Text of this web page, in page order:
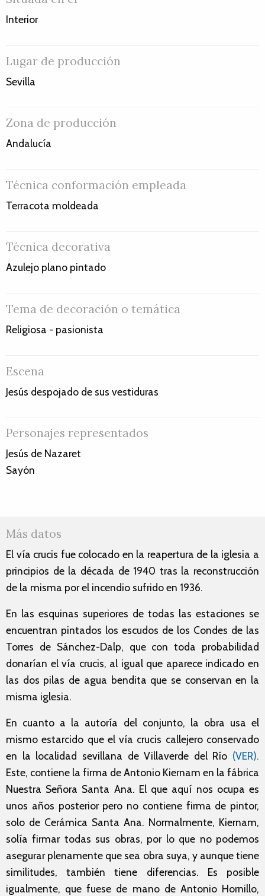
Interior
Lugar de producción
Sevilla
Zona de producción
Andalucía
Técnica conformación empleada
Terracota moldeada
Técnica decorativa
Azulejo plano pintado
Tema de decoración o temática
Religiosa - pasionista
Escena
Jesús despojado de sus vestiduras
Personajes representados
Jesús de Nazaret
Sayón
Más datos
El vía crucis fue colocado en la reapertura de la iglesia a
principios de la década de 1940 tras la reconstrucción
de la misma por el incendio sufrido en 1936.
En las esquinas superiores de todas las estaciones se
encuentran pintados los escudos de los Condes de las
Torres de Sánchez-Dalp, que con toda probabilidad
donarían el vía crucis, al igual que aparece indicado en
las dos pilas de agua bendita que se conservan en la
misma iglesia.
En cuanto a la autoría del conjunto, la obra usa el
mismo estarcido que el vía crucis callejero conservado
en la localidad sevillana de Villaverde del Río (VER).
Este, contiene la firma de Antonio Kiernam en la fábrica
Nuestra Señora Santa Ana. El que aquí nos ocupa es
unos años posterior pero no contiene firma de pintor,
solo de Cerámica Santa Ana. Normalmente, Kiernam,
solía firmar todas sus obras, por lo que no podemos
asegurar plenamente que sea obra suya, y aunque tiene
similitudes, también tiene diferencias. Es posible
igualmente, que fuese de mano de Antonio Hornillo,